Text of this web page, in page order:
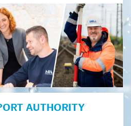
AUTHORITY